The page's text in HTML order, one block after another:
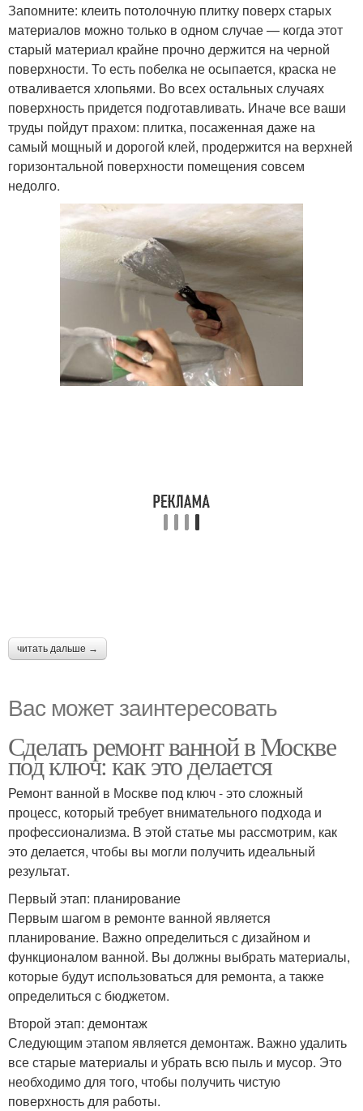
Запомните: клеить потолочную плитку поверх старых
материалов можно только в одном случае — когда этот
старый материал крайне прочно держится на черной
поверхности. То есть побелка не осыпается, краска не
отваливается хлопьями. Во всех остальных случаях
поверхность придется подготавливать. Иначе все ваши
труды пойдут прахом: плитка, посаженная даже на
самый мощный и дорогой клей, продержится на верхней
горизонтальной поверхности помещения совсем
недолго.
читать дальше →
Вас может заинтересовать
Сделать ремонт ванной в Москве
под ключ: как это делается
Ремонт ванной в Москве под ключ - это сложный
процесс, который требует внимательного подхода и
профессионализма. В этой статье мы рассмотрим, как
это делается, чтобы вы могли получить идеальный
результат.
Первый этап: планирование
Первым шагом в ремонте ванной является
планирование. Важно определиться с дизайном и
функционалом ванной. Вы должны выбрать материалы,
которые будут использоваться для ремонта, а также
определиться с бюджетом.
Второй этап: демонтаж
Следующим этапом является демонтаж. Важно удалить
все старые материалы и убрать всю пыль и мусор. Это
необходимо для того, чтобы получить чистую
поверхность для работы.